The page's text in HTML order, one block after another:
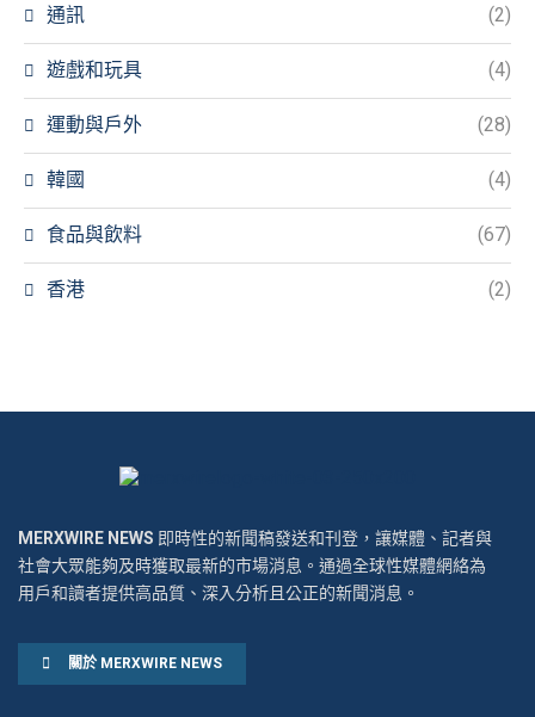
通訊 (2)
遊戲和玩具 (4)
運動與戶外 (28)
韓國 (4)
食品與飲料 (67)
香港 (2)
MERXWIRE NEWS 即時性的新聞稿發送和刊登，讓媒體、記者與
社會大眾能夠及時獲取最新的市場消息。通過全球性媒體網絡為
用戶和讀者提供高品質、深入分析且公正的新聞消息。
關於 MERXWIRE NEWS